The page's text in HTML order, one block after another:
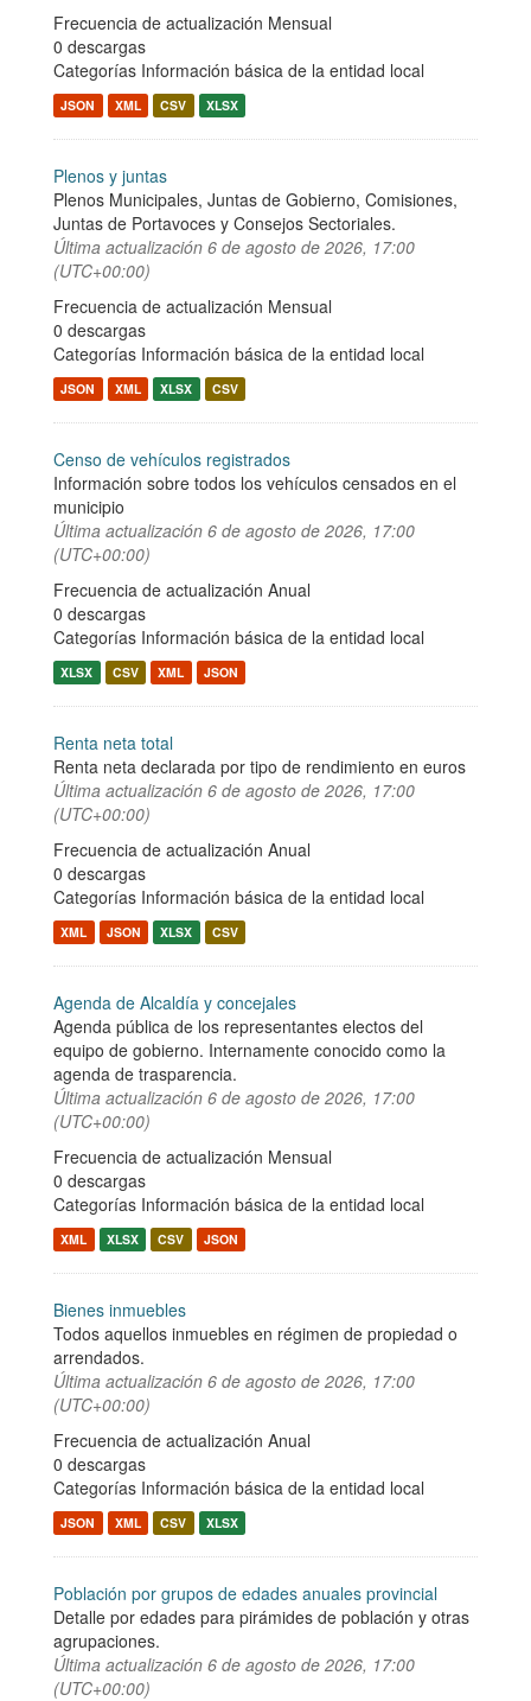
Frecuencia de actualización Mensual
0 descargas
Categorías Información básica de la entidad local
JSON XML CSV XLSX
Plenos y juntas
Plenos Municipales, Juntas de Gobierno, Comisiones,
Juntas de Portavoces y Consejos Sectoriales.
Última actualización 6 de agosto de 2026, 17:00
(UTC+00:00)
Frecuencia de actualización Mensual
0 descargas
Categorías Información básica de la entidad local
JSON XML XLSX CSV
Censo de vehículos registrados
Información sobre todos los vehículos censados en el
municipio
Última actualización 6 de agosto de 2026, 17:00
(UTC+00:00)
Frecuencia de actualización Anual
0 descargas
Categorías Información básica de la entidad local
XLSX CSV XML JSON
Renta neta total
Renta neta declarada por tipo de rendimiento en euros
Última actualización 6 de agosto de 2026, 17:00
(UTC+00:00)
Frecuencia de actualización Anual
0 descargas
Categorías Información básica de la entidad local
XML JSON XLSX CSV
Agenda de Alcaldía y concejales
Agenda pública de los representantes electos del
equipo de gobierno. Internamente conocido como la
agenda de trasparencia.
Última actualización 6 de agosto de 2026, 17:00
(UTC+00:00)
Frecuencia de actualización Mensual
0 descargas
Categorías Información básica de la entidad local
XML XLSX CSV JSON
Bienes inmuebles
Todos aquellos inmuebles en régimen de propiedad o
arrendados.
Última actualización 6 de agosto de 2026, 17:00
(UTC+00:00)
Frecuencia de actualización Anual
0 descargas
Categorías Información básica de la entidad local
JSON XML CSV XLSX
Población por grupos de edades anuales provincial
Detalle por edades para pirámides de población y otras
agrupaciones.
Última actualización 6 de agosto de 2026, 17:00
(UTC+00:00)